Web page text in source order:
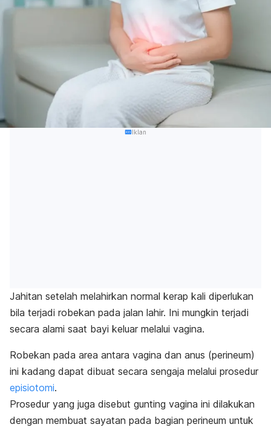
Iklan
Jahitan setelah melahirkan normal kerap kali diperlukan
bila terjadi robekan pada jalan lahir. Ini mungkin terjadi
secara alami saat bayi keluar melalui vagina.
Robekan pada area antara vagina dan anus (perineum)
ini kadang dapat dibuat secara sengaja melalui prosedur
episiotomi.
Prosedur yang juga disebut gunting vagina ini dilakukan
dengan membuat sayatan pada bagian perineum untuk